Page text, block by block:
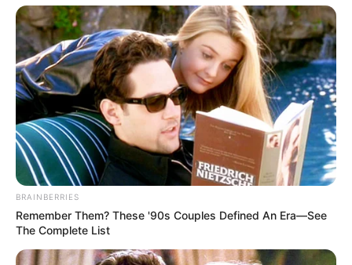
βάζουν φρένο και να τους διαμηνύουν…
BRAINBERRIES
Remember Them? These '90s Couples Defined An Era—See
The Complete List